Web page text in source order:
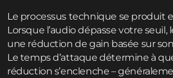
Le processus technique se produit
Lorsque l’audio dépasse votre
une réduction de gain basée sur
Le temps d’attaque détermine à
réduction s’enclenche –